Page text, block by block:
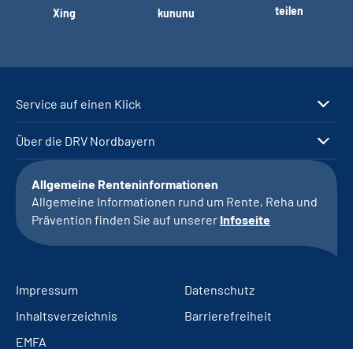
Xing kununu teilen
Service auf einen Klick
Über die DRV Nordbayern
Allgemeine Renteninformationen
Allgemeine Informationen rund um Rente, Reha und
Prävention finden Sie auf unserer Infoseite
Impressum
Datenschutz
Inhaltsverzeichnis
Barrierefreiheit
EMFA